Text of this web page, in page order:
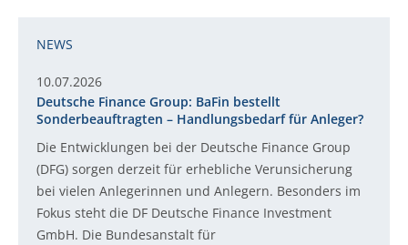
NEWS
10.07.2026
Deutsche Finance Group: BaFin bestellt
Sonderbeauftragten – Handlungsbedarf für Anleger?
Die Entwicklungen bei der Deutsche Finance Group
(DFG) sorgen derzeit für erhebliche Verunsicherung
bei vielen Anlegerinnen und Anlegern. Besonders im
Fokus steht die DF Deutsche Finance Investment
GmbH. Die Bundesanstalt für